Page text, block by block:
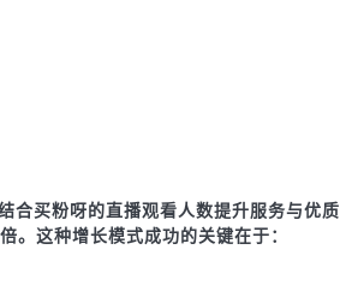
合买粉呀的直播观看人数提升服务与优质
这种增长模式成功的关键在于：